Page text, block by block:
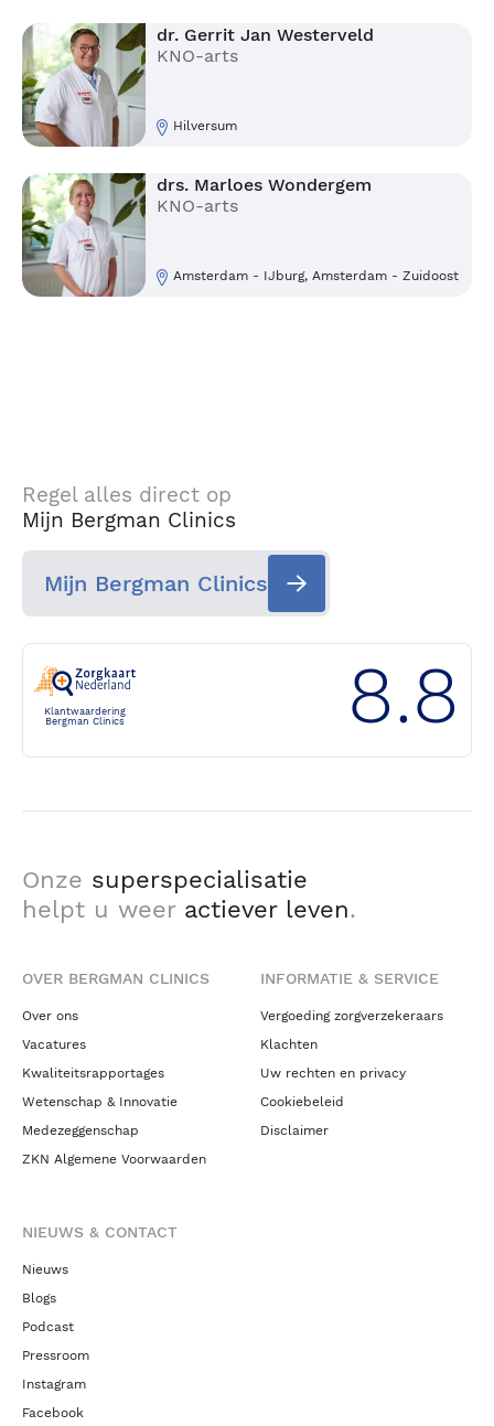
dr. Gerrit Jan Westerveld
KNO-arts
Hilversum
drs. Marloes Wondergem
KNO-arts
Amsterdam - IJburg, Amsterdam - Zuidoost
Regel alles direct op
Mijn Bergman Clinics
Mijn Bergman Clinics
Klantwaardering
Bergman Clinics
8.8
Onze superspecialisatie
helpt u weer actiever leven.
OVER BERGMAN CLINICS
Over ons
Vacatures
Kwaliteitsrapportages
Wetenschap & Innovatie
Medezeggenschap
ZKN Algemene Voorwaarden
INFORMATIE & SERVICE
Vergoeding zorgverzekeraars
Klachten
Uw rechten en privacy
Cookiebeleid
Disclaimer
NIEUWS & CONTACT
Nieuws
Blogs
Podcast
Pressroom
Instagram
Facebook